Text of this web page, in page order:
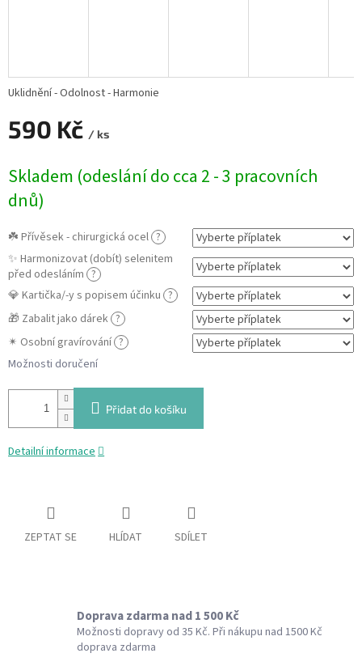
590 Kč / ks
cena:
Skladem (odeslání do cca 2 - 3 pracovních
dnů)
☘️ Přívěsek - chirurgická ocel ?
✨ Harmonizovat (dobít) selenitem
před odesláním ?
💎 Kartička/-y s popisem účinku ?
🎁 Zabalit jako dárek ?
✴ Osobní gravírování ?
Možnosti doručení
Přidat do košíku
Uklidnění - Odolnost - Harmonie
Detailní informace
ZEPTAT SE HLÍDAT SDÍLET
Doprava zdarma nad 1 500 Kč
Možnosti dopravy od 35 Kč. Při nákupu nad 1500 Kč
doprava zdarma